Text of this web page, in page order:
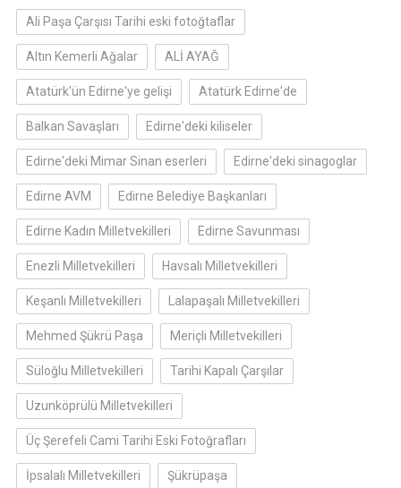
Ali Paşa Çarşısı Tarihi eski fotoğtaflar
Altın Kemerli Ağalar ALİ AYAĞ
Atatürk'ün Edirne'ye gelişi Atatürk Edirne'de
Balkan Savaşları Edirne'deki kiliseler
Edirne'deki Mimar Sinan eserleri Edirne'deki sinagoglar
Edirne AVM Edirne Belediye Başkanları
Edirne Kadın Milletvekilleri Edirne Savunması
Enezli Milletvekilleri Havsalı Milletvekilleri
Keşanlı Milletvekilleri Lalapaşalı Milletvekilleri
Mehmed Şükrü Paşa Meriçli Milletvekilleri
Süloğlu Milletvekilleri Tarihi Kapalı Çarşılar
Uzunköprülü Milletvekilleri
Üç Şerefeli Cami Tarihi Eski Fotoğrafları
İpsalalı Milletvekilleri Şükrüpaşa